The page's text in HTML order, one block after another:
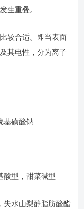
生重叠。
较合适。即当表面
其电性，分为离子
基磺酸钠
酸型，甜菜碱型
失水山梨醇脂肪酸酯